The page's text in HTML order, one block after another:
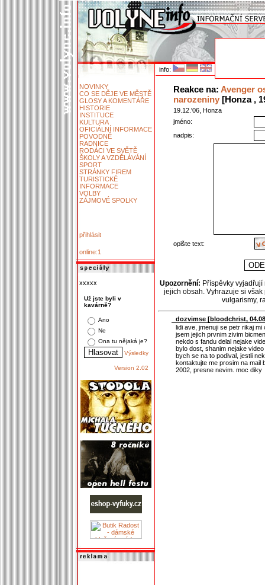
info:
NOVINKY
CO SE DĚJE VE MĚSTĚ
GLOSY A KOMENTÁŘE
HISTORIE
INSTITUCE
KULTURA
OFICIÁLNÍ INFORMACE
POVODNĚ
RADNICE
RODÁCI VE SVĚTĚ
ŠKOLY A VZDĚLÁVÁNÍ
SPORT
STRÁNKY FIREM
TURISTICKÉ
INFORMACE
VOLBY
ZÁJMOVÉ SPOLKY
přihlásit
online:1
xxxxx
Už jste byli v
kavárně?
Ano
Ne
Ona tu nějaká je?
Výsledky
Version 2.02
Reakce na: Avenger
narozeniny[Honza ,
19.12.'06, Honza
jméno:
nadpis:
opište text:
Upozornění: Příspěvky
jejich obsah. Vyhrazuje si
vulgarismy,
dozvimse [bloodchrist,
lidi ave, jmenuji se petr rikaj
jsem jejich prvnim zivim
nekdo s fandu delal nejake
bylo dost, shanim nejake
bych se na to podival, jestli
kontaktujte me prosim na mail
2002, presne nevim. moc diky